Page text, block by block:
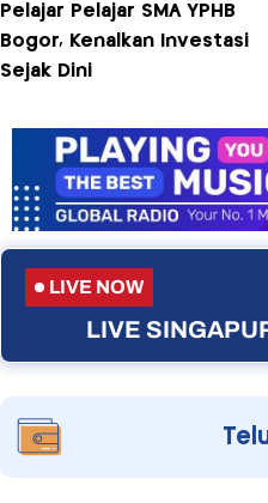
Pelajar Pelajar SMA YPHB
Bogor, Kenalkan Investasi
Sejak Dini
LIVE NOW
LIVE